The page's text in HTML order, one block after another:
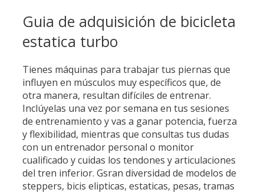
Guia de adquisición de bicicleta
estatica turbo
Tienes máquinas para trabajar tus piernas que
influyen en músculos muy específicos que, de
otra manera, resultan difíciles de entrenar.
Inclúyelas una vez por semana en tus sesiones
de entrenamiento y vas a ganar potencia, fuerza
y flexibilidad, mientras que consultas tus dudas
con un entrenador personal o monitor
cualificado y cuidas los tendones y articulaciones
del tren inferior. Gsran diversidad de modelos de
steppers, bicis elipticas, estaticas, pesas, tramas